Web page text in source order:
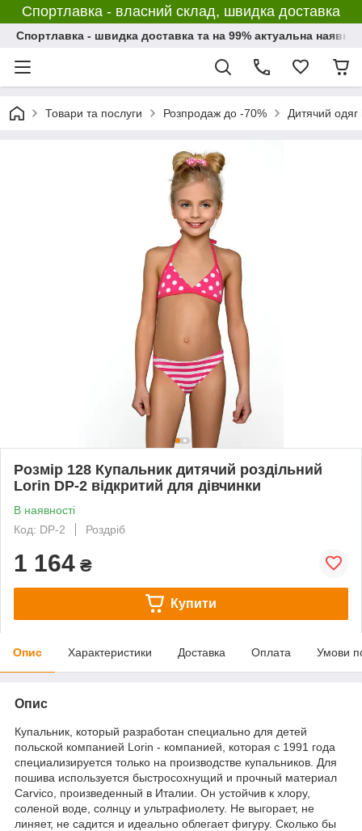
Спортлавка - власний склад, швидка доставка
Спортлавка - швидка доставка та на 99% актуальна
Товари та послуги Розпродаж до -70% Дитячий одяг
Розмір 128 Купальник дитячий роздільний
Lorin DP-2 відкритий для дівчинки
В наявності
Код: DP-2
Роздріб
1 164 ₴
Купити
Опис Характеристики Доставка Оплата Умови
Опис
Купальник, который разработан специально для детей
польской компанией Lorin - компанией, которая с 1991 года
специализируется только на производстве купальников. Для
пошива используется быстросохнущий и прочный материал
Carvico, произведенный в Италии. Он устойчив к хлору,
соленой воде, солнцу и ультрафиолету. Не выгорает, не
линяет, не садится и идеально облегает фигуру. Сколько бы